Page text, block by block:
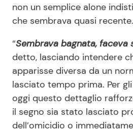
non un semplice alone
che sembrava quasi recente.
“Sembrava bagnata, faceva
detto, lasciando intendere
apparisse diversa da un
lasciato tempo prima. Per
oggi questo dettaglio
il segno sia stato lasciato
dell’omicidio o